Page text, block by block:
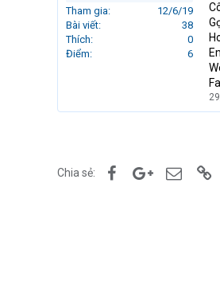
Tham gia
12/6/19
Bài viết
38
Thích
0
Điểm
6
Chia sẻ: FacebookGoogle+Email